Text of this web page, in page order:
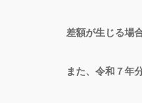
差額が生じる場
また、令和７年